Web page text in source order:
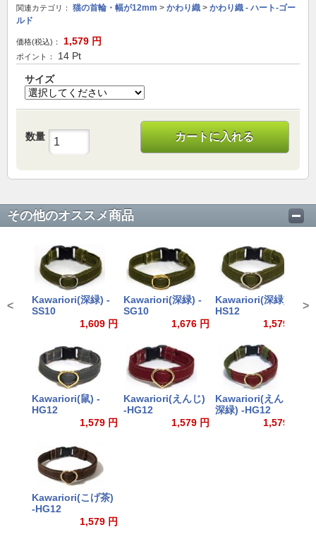
関連カテゴリ： 猫の首輪・幅が12mm > かわり織 > かわり織 - ハート-ゴー
ルド
価格(税込)： 1,579 円
ポイント： 14 Pt
サイズ
数量 カートに入れる
その他のオススメ商品
Kawariori(深緑) -
SS10
1,609 円
Kawariori(深緑) -
SG10
1,676 円
Kawariori(深緑) -
HS12
1,579 円
-
Kawariori(鼠) -
HG12
1,579 円
Kawariori(えんじ)
-HG12
1,579 円
Kawariori(えんじ-
深緑) -HG12
1,579 円
Kawariori(こげ茶)
-HG12
1,579 円
< >